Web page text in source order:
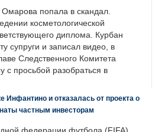
попала в скандал.
косметологической
диплома. Курбан
супруги и записал видео, в
Следственного Комитета
с просьбой разобраться в
Инфантино и отказалась от проекта о
частным инвесторам